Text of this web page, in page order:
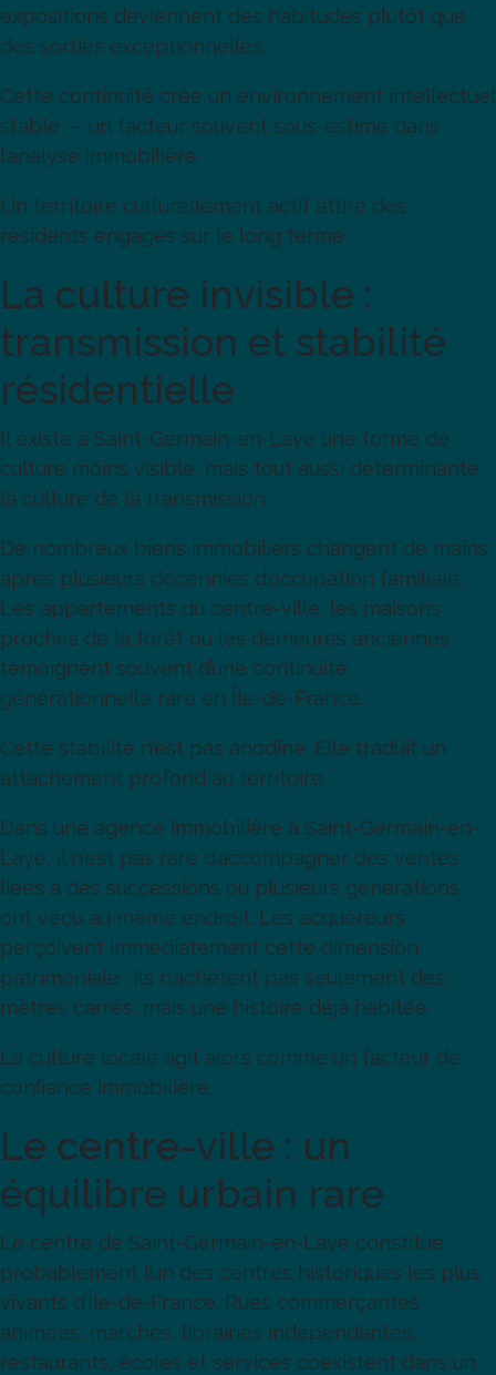
expositions deviennent des habitudes plutôt que
des sorties exceptionnelles.
Cette continuité crée un environnement intellectuel
stable — un facteur souvent sous-estimé dans
l’analyse immobilière.
Un territoire culturellement actif attire des
résidents engagés sur le long terme.
La culture invisible :
transmission et stabilité
résidentielle
Il existe à Saint-Germain-en-Laye une forme de
culture moins visible, mais tout aussi déterminante :
la culture de la transmission.
De nombreux biens immobiliers changent de mains
après plusieurs décennies d’occupation familiale.
Les appartements du centre-ville, les maisons
proches de la forêt ou les demeures anciennes
témoignent souvent d’une continuité
générationnelle rare en Île-de-France.
Cette stabilité n’est pas anodine. Elle traduit un
attachement profond au territoire.
Dans une agence immobilière à Saint-Germain-en-
Laye, il n’est pas rare d’accompagner des ventes
liées à des successions où plusieurs générations
ont vécu au même endroit. Les acquéreurs
perçoivent immédiatement cette dimension
patrimoniale : ils n’achètent pas seulement des
mètres carrés, mais une histoire déjà habitée.
La culture locale agit alors comme un facteur de
confiance immobilière.
Le centre-ville : un
équilibre urbain rare
Le centre de Saint-Germain-en-Laye constitue
probablement l’un des centres historiques les plus
vivants d’Île-de-France. Rues commerçantes
animées, marchés, librairies indépendantes,
restaurants, écoles et services coexistent dans un